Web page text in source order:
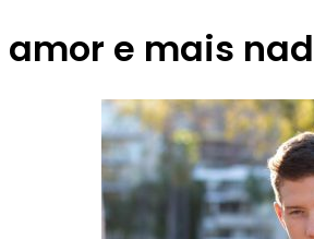
amor e mais